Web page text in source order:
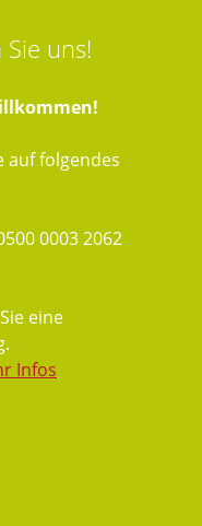
Sie uns!
auf folgendes
0003 2062
eine
Infos